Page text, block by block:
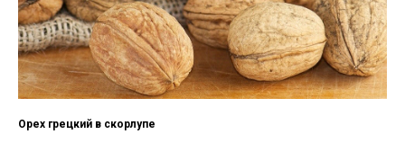
Орех грецкий в скорлупе